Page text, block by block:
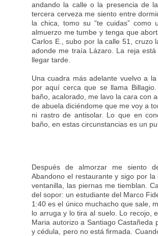
andando la calle o la presencia de
tercera cerveza me siento entre
la chica, tomo su “te cuidas”
almuerzo me tumbe y tenga que
Carlos E., subo por la calle 51, cruzo
adonde me traía Lázaro. La reja
llegar tarde.
Una cuadra más adelante vuelvo a
por aquí cerca que se llama
baño, acalorado, me lavo la cara con
de abuela diciéndome que me voy a
ni rastro de antisolar. Lo que en
baño, en estas circunstancias es un
Después de almorzar me siento
Abandono el restaurante y sigo por
ventanilla, las piernas me tiemblan.
del sopor: un estudiante del Marco
1:40 es el único muchacho que sale,
lo arruga y lo tira al suelo. Lo recojo,
Maria autorizo a Santiago Castañeda
y cédula, pero no está firmada.